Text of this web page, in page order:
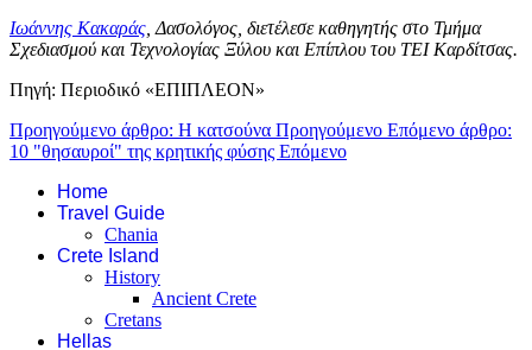
Ιωάννης Κακαράς , Δασολόγος, διετέλεσε καθηγητής στο Τμήμα
Σχεδιασμού και Τεχνολογίας Ξύλου και Επίπλου του ΤΕΙ Καρδίτσας.
Πηγή: Περιοδικό «ΕΠΙΠΛΕΟΝ»
Προηγούμενο άρθρο: Η κατσούνα Προηγούμενο Επόμενο άρθρο:
10 "θησαυροί" της κρητικής φύσης Επόμενο
Home
Travel Guide
Chania
Crete Island
History
Ancient Crete
Cretans
Hellas